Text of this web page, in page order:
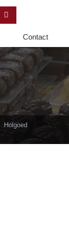
Contact
Holgoed